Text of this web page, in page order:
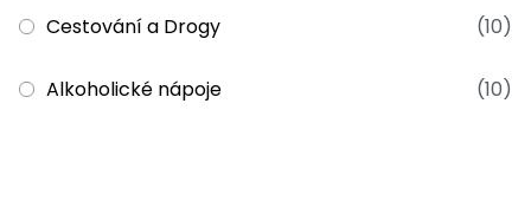
Cestování a Drogy (10)
Alkoholické nápoje (10)